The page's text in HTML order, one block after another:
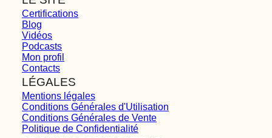
Certifications
Blog
Vidéos
Podcasts
Mon profil
Contacts
LÉGALES
Mentions légales
Conditions Générales d'Utilisation
Conditions Générales de Vente
Politique de Confidentialité